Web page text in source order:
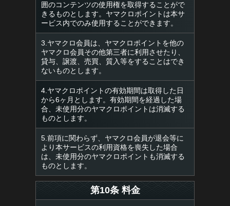
囲のコンテンツの使用権を取得することがで
きるものとします。ヤマクロポイントは本サ
ービス内でのみ使用することができます。
3.ヤマクロ会員は、ヤマクロポイントを他の
ヤマクロ会員その他第三者に利用させたり、
貸与、譲渡、売買、質入等をすることはでき
ないものとします。
4.ヤマクロポイントの有効期間は取得した日
から6ヶ月とします。有効期間を経過した場
合、未使用分のヤマクロポイントは消滅する
ものとします。
5.前項に関わらず、ヤマクロ会員が退会等に
より本サービスの利用資格を喪失した場合
は、未使用分のヤマクロポイントも消滅する
ものとします。
第10条 料金